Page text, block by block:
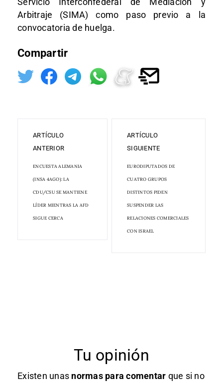
Arbitraje (SIMA) como paso previo a la
convocatoria de huelga.
Compartir
ARTÍCULO
ANTERIOR
ENCUESTA ALEMANIA
(INSA 4AGO): LA
CDU/CSU SE MANTIENE
LÍDER MIENTRAS LA AFD
SIGUE CERCA
ARTÍCULO
SIGUIENTE
EURODIPUTADOS DE
CUATRO GRUPOS
DISTINTOS PIDEN
SUSPENDER LAS
RELACIONES COMERCIALES
CON ISRAEL
Tu opinión
Existen unas normas para comentar que si no